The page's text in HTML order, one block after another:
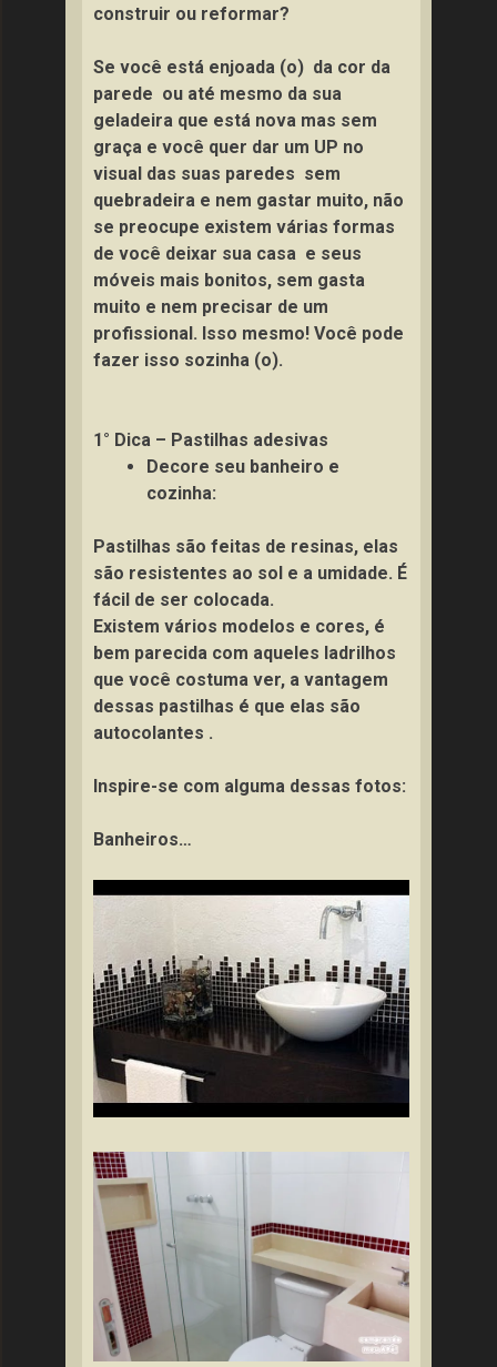
construir ou reformar?
Se você está enjoada (o) da cor da
parede ou até mesmo da sua
geladeira que está nova mas sem
graça e você quer dar um UP no
visual das suas paredes sem
quebradeira e nem gastar muito, não
se preocupe existem várias formas
de você deixar sua casa e seus
móveis mais bonitos, sem gasta
muito e nem precisar de um
profissional. Isso mesmo! Você pode
fazer isso sozinha (o).
1° Dica – Pastilhas adesivas
Decore seu banheiro e
cozinha:
Pastilhas são feitas de resinas, elas
são resistentes ao sol e a umidade. É
fácil de ser colocada.
Existem vários modelos e cores, é
bem parecida com aqueles ladrilhos
que você costuma ver, a vantagem
dessas pastilhas é que elas são
autocolantes .
Inspire-se com alguma dessas fotos:
Banheiros…